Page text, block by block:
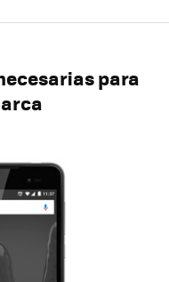
para